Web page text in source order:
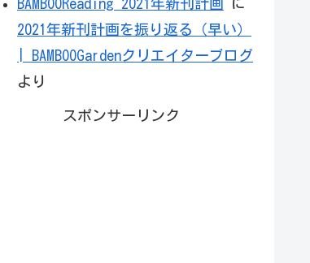
BAMBOOReading 2021年新刊計画 に
2021年新刊計画を振り返る（早い）
| BAMBOOGardenクリエイターブログ
より
スポンサーリンク